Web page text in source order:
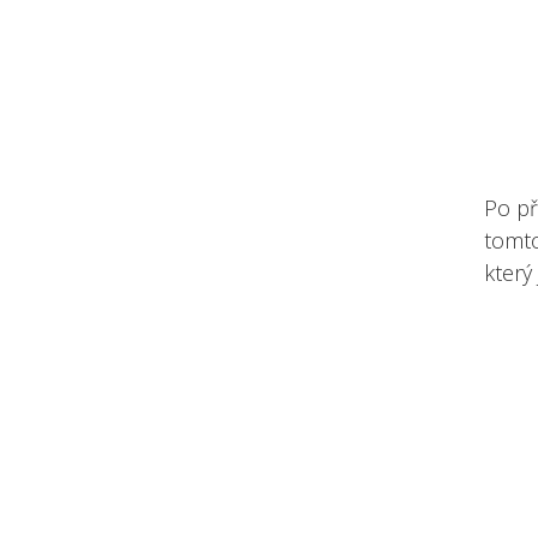
Po